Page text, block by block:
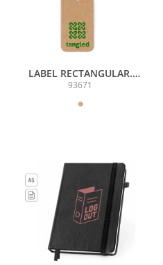
LABEL RECTANGULAR.
Etiqueta em papel 100%
formato retangular
93671